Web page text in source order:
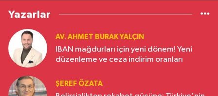
Yazarlar
AV. AHMET BURAK YALÇIN
IBAN mağdurları için yeni dönem! Yeni
düzenleme ve ceza indirim oranları
ŞEREF ÖZATA